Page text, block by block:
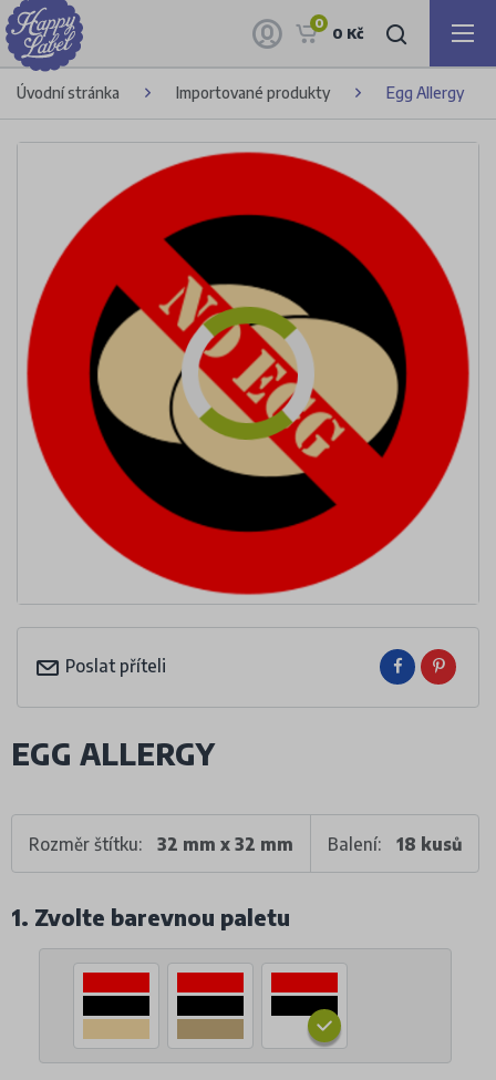
0
0 Kč
Úvodní stránka Importované produkty Egg Allergy
Poslat příteli
EGG ALLERGY
Rozměr štítku: 32 mm x 32 mm Balení: 18 kusů
1. Zvolte barevnou paletu